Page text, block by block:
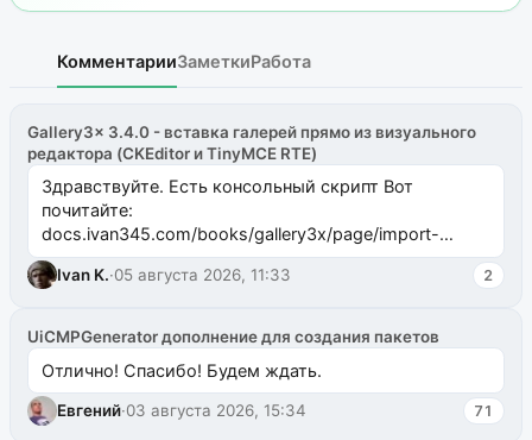
КомментарииЗаметкиРабота
Gallery3x 3.4.0 - вставка галерей прямо из визуального
редактора (CKEditor и TinyMCE RTE)
Здравствуйте. Есть консольный скрипт Вот
почитайте:
docs.ivan345.com/books/gallery3x/page/import-
ms2galleryphp
Ivan K.·05 августа 2026, 11:33 2
UiCMPGenerator дополнение для создания пакетов
Отлично! Спасибо! Будем ждать.
Евгений·03 августа 2026, 15:34 71